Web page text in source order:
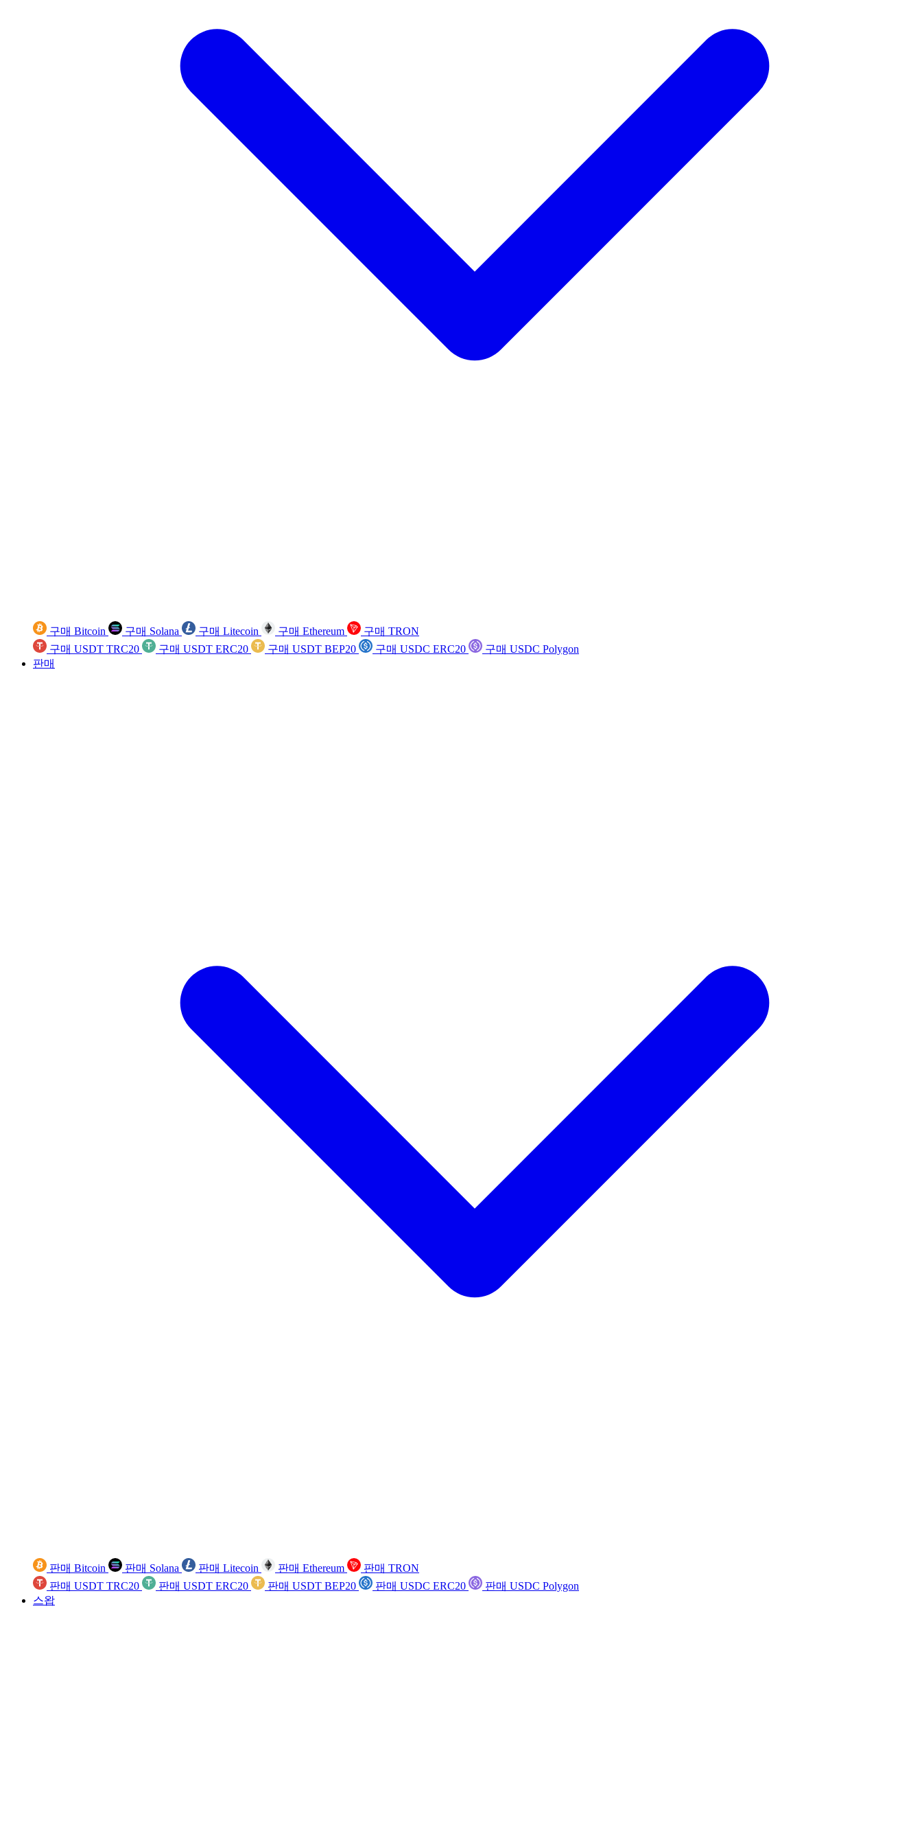
구매 Bitcoin 구매 Solana 구매 Litecoin 구매 Ethereum
구매 TRON
구매 USDT TRC20
구매 USDT ERC20 구매 USDT BEP20 구매 USDC ERC20
구매 USDC Polygon
판매
판매 Bitcoin 판매 Solana 판매 Litecoin 판매 Ethereum
판매 TRON
판매 USDT TRC20
판매 USDT ERC20 판매 USDT BEP20 판매 USDC ERC20
판매 USDC Polygon
스왑